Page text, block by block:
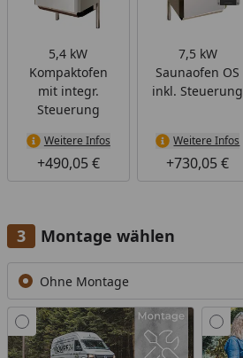
5,4 kW
Kompaktofen
mit integr.
Steuerung
Weitere Infos
+490,05 €
7,5 kW
Saunaofen OS
inkl. Steuerung
Weitere Infos
+730,05 €
Montage wählen
Ohne Montage